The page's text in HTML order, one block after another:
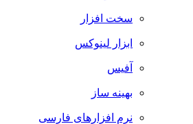
سخت افزار
ابزار لینوکس
آفیس
بهینه ساز
نرم افزارهای فارسی